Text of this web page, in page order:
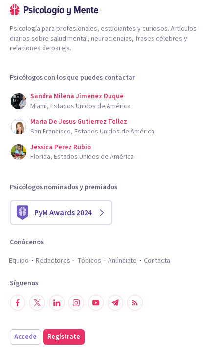
Psicología para profesionales, estudiantes y curiosos. Artículos
diarios sobre salud mental, neurociencias, frases célebres y
relaciones de pareja.
Psicólogos con los que puedes contactar
Sandra Milena Jimenez Duque
Miami, Estados Unidos de América
Maria De Jesus Gutierrez Tellez
San Francisco, Estados Unidos de América
Jessica Perez Rubio
Florida, Estados Unidos de América
Psicólogos nominados y premiados
PyM Awards 2024
Conócenos
Equipo
Redactores Tópicos Anúnciate Contacta
Síguenos
Accede Regístrate